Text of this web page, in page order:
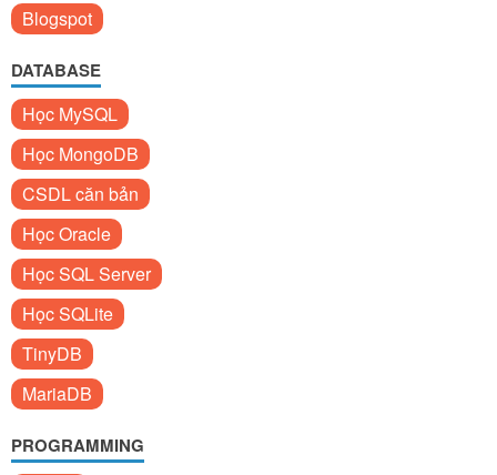
Blogspot
DATABASE
Học MySQL
Học MongoDB
CSDL căn bản
Học Oracle
Học SQL Server
Học SQLite
TinyDB
MariaDB
PROGRAMMING